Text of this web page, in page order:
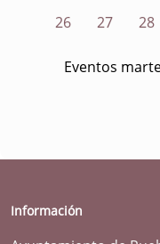
26
27 28
Eventos
Información